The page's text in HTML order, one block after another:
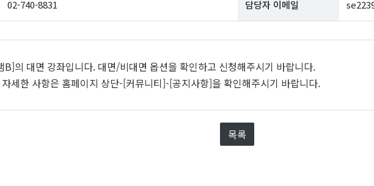
02-740-8831 담당자 이메일
B]의 대면 강좌입니다. 대면/비대면 옵션을 확인하고 신청해주시기 바랍니다.
세한 사항은 홈페이지 상단-[커뮤니티]-[공지사항]을 확인해주시기 바랍니다.
목록